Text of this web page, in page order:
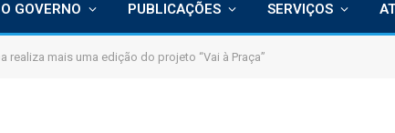
O GOVERNO PUBLICAÇÕES SERVIÇOS
realiza mais uma edição do projeto “Vai à Praça”